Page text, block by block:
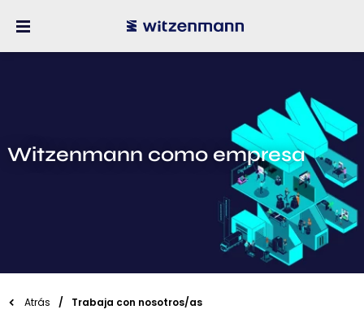
Witzenmann como empresa
Atrás Trabaja con nosotros/as